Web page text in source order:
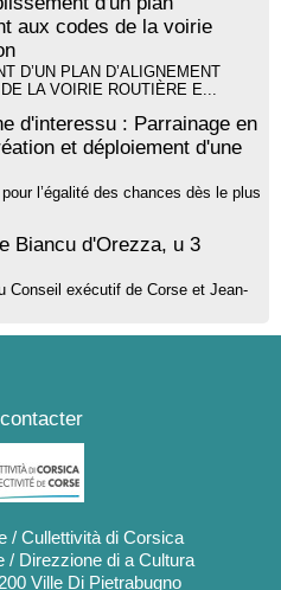
aux codes de la voirie
D’UN PLAN D’ALIGNEMENT
LA VOIRIE ROUTIÈRE E...
d'interessu : Parrainage en
et déploiement d'une
l’égalité des chances dès le plus
Biancu d'Orezza, u 3
Conseil exécutif de Corse et Jean-
/ Cullettività di Corsica
/ Direzzione di a Cultura
Ville Di Pietrabugno